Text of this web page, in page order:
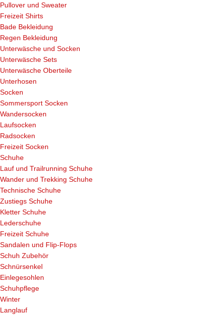
Pullover und Sweater
Freizeit Shirts
Bade Bekleidung
Regen Bekleidung
Unterwäsche und Socken
Unterwäsche Sets
Unterwäsche Oberteile
Unterhosen
Socken
Sommersport Socken
Wandersocken
Laufsocken
Radsocken
Freizeit Socken
Schuhe
Lauf und Trailrunning Schuhe
Wander und Trekking Schuhe
Technische Schuhe
Zustiegs Schuhe
Kletter Schuhe
Lederschuhe
Freizeit Schuhe
Sandalen und Flip-Flops
Schuh Zubehör
Schnürsenkel
Einlegesohlen
Schuhpflege
Winter
Langlauf